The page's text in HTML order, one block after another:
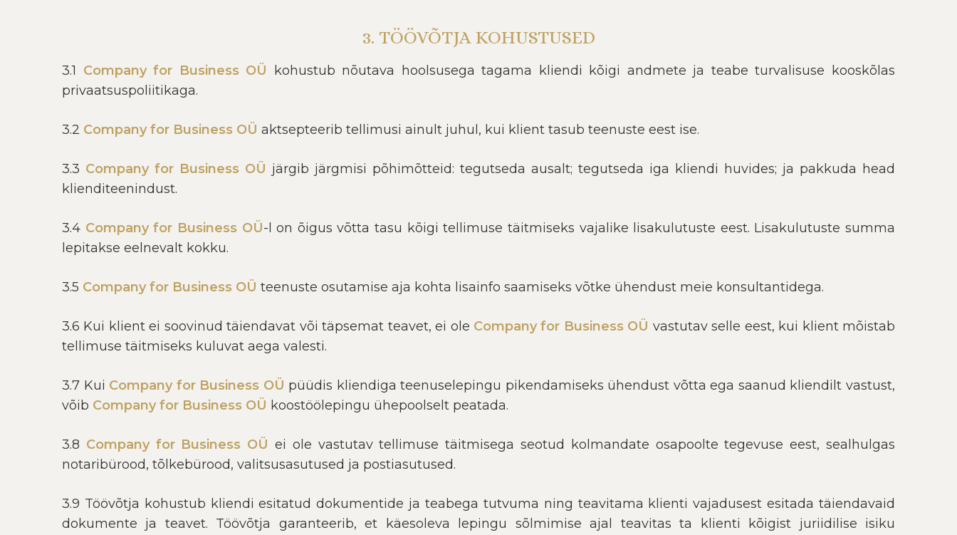
3. TÖÖVÕTJA KOHUSTUSED
3.1 Company for Business OÜ kohustub nõutava hoolsusega tagama kliendi kõigi andmete ja teabe turvalisuse kooskõlas
privaatsuspoliitikaga.
3.2 Company for Business OÜ aktsepteerib tellimusi ainult juhul, kui klient tasub teenuste eest ise.
3.3 Company for Business OÜ järgib järgmisi põhimõtteid: tegutseda ausalt; tegutseda iga kliendi huvides; ja pakkuda head
klienditeenindust.
3.4 Company for Business OÜ-l on õigus võtta tasu kõigi tellimuse täitmiseks vajalike lisakulutuste eest. Lisakulutuste summa
lepitakse eelnevalt kokku.
3.5 Company for Business OÜ teenuste osutamise aja kohta lisainfo saamiseks võtke ühendust meie konsultantidega.
3.6 Kui klient ei soovinud täiendavat või täpsemat teavet, ei ole Company for Business OÜ vastutav selle eest, kui klient mõistab
tellimuse täitmiseks kuluvat aega valesti.
3.7 Kui Company for Business OÜ püüdis kliendiga teenuselepingu pikendamiseks ühendust võtta ega saanud kliendilt vastust,
võib Company for Business OÜ koostöölepingu ühepoolselt peatada.
3.8 Company for Business OÜ ei ole vastutav tellimuse täitmisega seotud kolmandate osapoolte tegevuse eest, sealhulgas
notaribürood, tõlkebürood, valitsusasutused ja postiasutused.
3.9 Töövõtja kohustub kliendi esitatud dokumentide ja teabega tutvuma ning teavitama klienti vajadusest esitada täiendavaid
dokumente ja teavet. Töövõtja garanteerib, et käesoleva lepingu sõlmimise ajal teavitas ta klienti kõigist juriidilise isiku